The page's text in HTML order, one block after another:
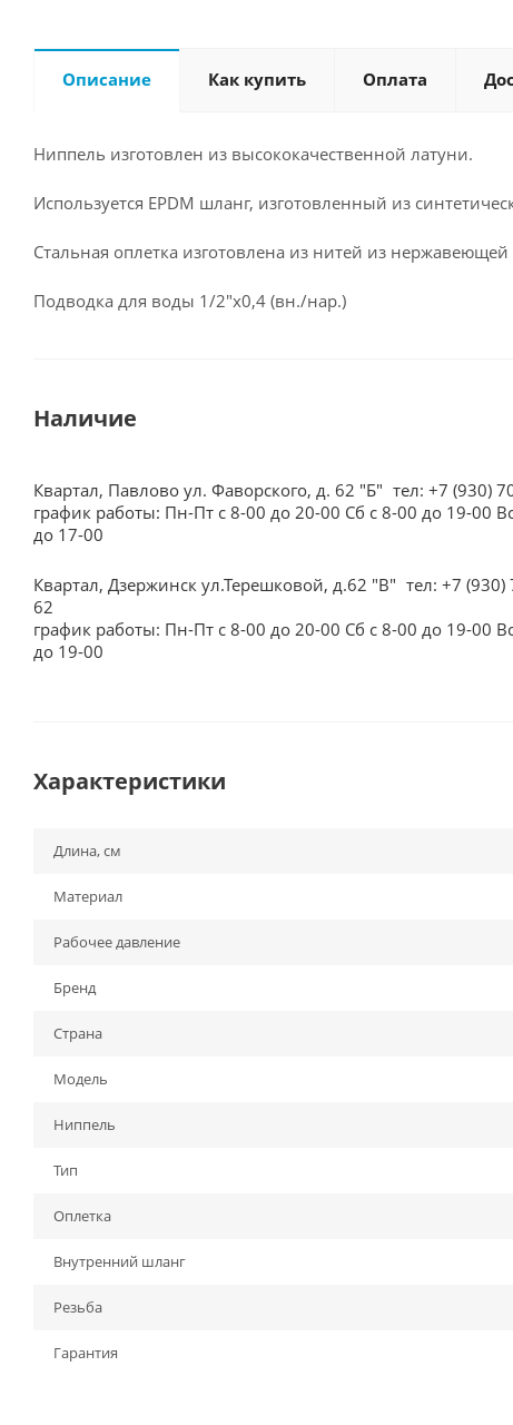
Описание Как купить Оплата
Ниппель изготовлен из высококачественной латуни.
Используется EPDM шланг, изготовленный из
Стальная оплетка изготовлена из нитей из
Подводка для воды 1/2"x0,4 (вн./нар.)
Наличие
Квартал, Павлово ул. Фаворского, д. 62 "Б" тел: +7 (930)
график работы: Пн-Пт с 8-00 до 20-00 Сб с 8-00 до 19-00
до 17-00
Квартал, Дзержинск ул.Терешковой, д.62 "В" тел: +7 (930)
62
график работы: Пн-Пт с 8-00 до 20-00 Сб с 8-00 до 19-00
до 19-00
Характеристики
Длина, см
Материал
Рабочее давление
Бренд
Страна
Модель
Ниппель
Тип
Оплетка
Внутренний шланг
Резьба
Гарантия